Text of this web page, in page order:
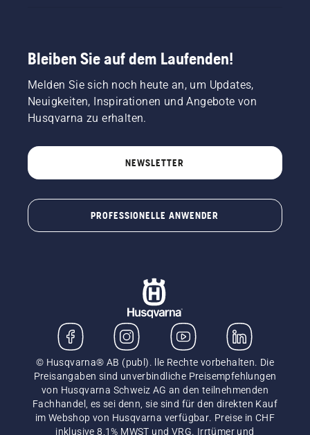
Bleiben Sie auf dem Laufenden!
Melden Sie sich noch heute an, um Updates,
Neuigkeiten, Inspirationen und Angebote von
Husqvarna zu erhalten.
NEWSLETTER
PROFESSIONELLE ANWENDER
© Husqvarna® AB (publ). lle Rechte vorbehalten. Die
Preisangaben sind unverbindliche Preisempfehlungen
von Husqvarna Schweiz AG an den teilnehmenden
Fachhandel, es sei denn, sie sind für den direkten Kauf
im Webshop von Husqvarna verfügbar. Preise in CHF
inklusive 8,1% MWST und VRG. Irrtümer und